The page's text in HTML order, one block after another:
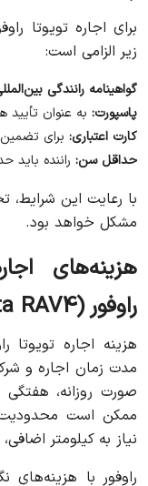
زیر الزامی است:
گواهینامه رانندگی
پاسپورت: به عنوان تأیید
کارت اعتباری: برای
حداقل سن: راننده باید حداقل ۲۱ سال سن
با رعایت این شرایط،
مشکل خواهد بود.
هزینه‌های
راوفور (Toyota RAV4)
مدت زمان اجاره و
صورت روزانه،
ممکن است محدودیت
نیاز به کیلومتر
راوفور با